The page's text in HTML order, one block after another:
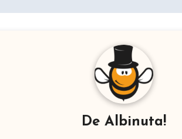
De Albinuta!